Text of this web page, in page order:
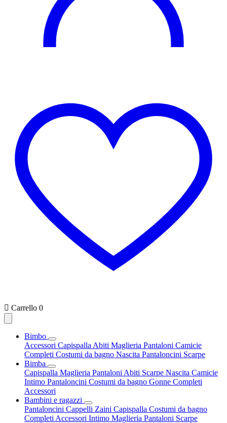
 Carrello 0
Bimbo
Accessori Capispalla Abiti Maglieria Pantaloni Camicie
Completi Costumi da bagno Nascita Pantaloncini Scarpe
Bimba
Capispalla Maglieria Pantaloni Abiti Scarpe Nascita Camicie
Intimo Pantaloncini Costumi da bagno Gonne Completi
Accessori
Bambini e ragazzi
Pantaloncini Cappelli Zaini Capispalla Costumi da bagno
Completi Accessori Intimo Maglieria Pantaloni Scarpe